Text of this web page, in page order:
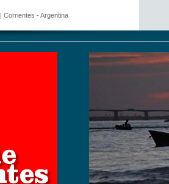
| Corrientes - Argentina